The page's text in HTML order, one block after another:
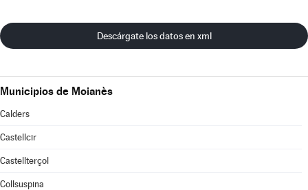
Descárgate los datos en xml
Municipios de Moianès
Calders
Castellcir
Castellterçol
Collsuspina